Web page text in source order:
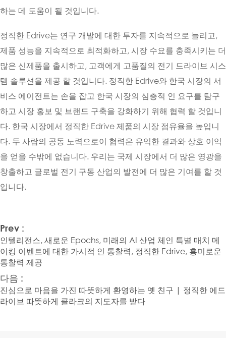
하는 데 도움이 될 것입니다.
정직한 Edrive는 연구 개발에 대한 투자를 지속적으로 늘리고,
제품 성능을 지속적으로 최적화하고, 시장 수요를 충족시키는 더
많은 신제품을 출시하고, 고객에게 고품질의 전기 드라이브 시스
템 솔루션을 제공 할 것입니다. 정직한 Edrive와 한국 시장의 서
비스 에이전트는 손을 잡고 한국 시장의 심층적 인 요구를 탐구
하고 시장 홍보 및 브랜드 구축을 강화하기 위해 협력 할 것입니
다. 한국 시장에서 정직한 Edrive 제품의 시장 점유율을 높입니
다. 두 사람의 공동 노력으로이 협력은 유익한 결과와 상호 이익
을 얻을 수밖에 없습니다. 우리는 국제 시장에서 더 많은 영광을
창출하고 글로벌 전기 구동 산업의 발전에 더 많은 기여를 할 것
입니다.
Prev :
인텔리전스, 새로운 Epochs, 미래의 AI 산업 체인 특별 매치 메
이킹 이벤트에 대한 가시적 인 통찰력, 정직한 Edrive, 흥미로운
통찰력 제공
다음 :
진심으로 마음을 가진 따뜻하게 환영하는 옛 친구 | 정직한 에드
라이브 따뜻하게 클라크의 지도자를 받다